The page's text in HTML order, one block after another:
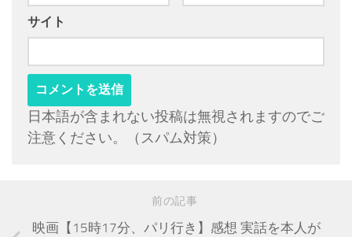
サイト
日本語が含まれない投稿は無視されますのでご
注意ください。（スパム対策）
前の記事
映画【15時17分、パリ行き】感想 実話を本人が